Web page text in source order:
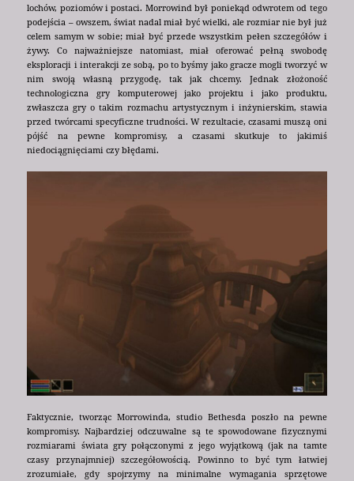
lochów, poziomów i postaci. Morrowind był poniekąd odwrotem od tego
podejścia – owszem, świat nadal miał być wielki, ale rozmiar nie był już
celem samym w sobie; miał być przede wszystkim pełen szczegółów i
żywy. Co najważniejsze natomiast, miał oferować pełną swobodę
eksploracji i interakcji ze sobą, po to byśmy jako gracze mogli tworzyć w
nim swoją własną przygodę, tak jak chcemy. Jednak złożoność
technologiczna gry komputerowej jako projektu i jako produktu,
zwłaszcza gry o takim rozmachu artystycznym i inżynierskim, stawia
przed twórcami specyficzne trudności. W rezultacie, czasami muszą oni
pójść na pewne kompromisy, a czasami skutkuje to jakimiś
niedociągnięciami czy błędami.
Faktycznie, tworząc Morrowinda, studio Bethesda poszło na pewne
kompromisy. Najbardziej odczuwalne są te spowodowane fizycznymi
rozmiarami świata gry połączonymi z jego wyjątkową (jak na tamte
czasy przynajmniej) szczegółowością. Powinno to być tym łatwiej
zrozumiałe, gdy spojrzymy na minimalne wymagania sprzętowe